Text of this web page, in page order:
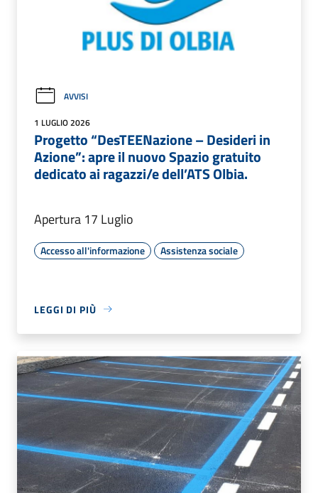
AVVISI
1 LUGLIO 2026
Progetto “DesTEENazione – Desideri in
Azione”: apre il nuovo Spazio gratuito
dedicato ai ragazzi/e dell’ATS Olbia.
Apertura 17 Luglio
Accesso all'informazione Assistenza sociale
LEGGI DI PIÙ